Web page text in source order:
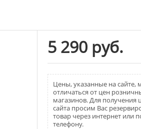
5 290 руб.
Цены, указанные на сайте,
отличаться от цен
магазинов. Для получения
сайта просим Вас
товар через интернет или
телефону.